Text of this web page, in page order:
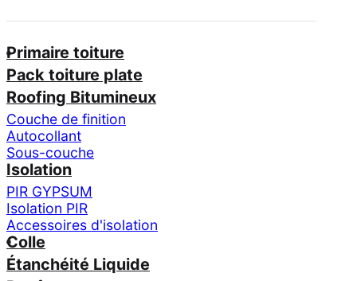
Primaire toiture
Pack toiture plate
Roofing Bitumineux
Couche de finition
Autocollant
Sous-couche
Isolation
PIR GYPSUM
Isolation PIR
Accessoires d'isolation
Colle
Étanchéité Liquide